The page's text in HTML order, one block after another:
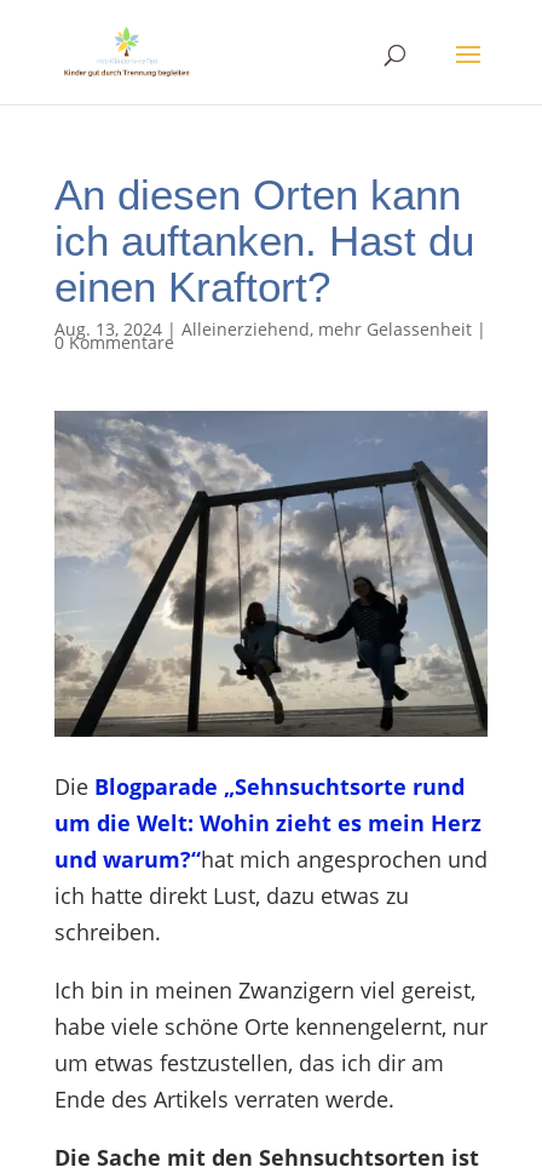
An diesen Orten kann
ich auftanken. Hast du
einen Kraftort?
Aug. 13, 2024| Alleinerziehend, mehr Gelassenheit|
0 Kommentare
Die Blogparade „Sehnsuchtsorte rund
um die Welt: Wohin zieht es mein Herz
und warum?“hat mich angesprochen und
ich hatte direkt Lust, dazu etwas zu
schreiben.
Ich bin in meinen Zwanzigern viel gereist,
habe viele schöne Orte kennengelernt, nur
um etwas festzustellen, das ich dir am
Ende des Artikels verraten werde.
Die Sache mit den Sehnsuchtsorten ist